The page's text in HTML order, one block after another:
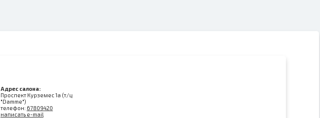
Адрес салона:
Проспект Курземес 1а (т/ц
"Damme")
телефон: 67809420
написать e-mail